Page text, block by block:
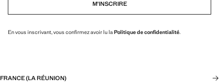
M’INSCRIRE
En vous inscrivant, vous confirmez avoir lu la Politique de confidentialité.
FRANCE (LA RÉUNION)